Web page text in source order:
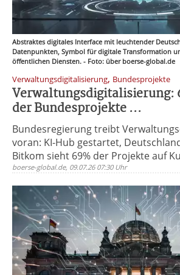
Abstraktes digitales Interface mit leuchtender
Datenpunkten, Symbol für digitale Transformation
öffentlichen Diensten. - Foto: über boerse-global.de
Verwaltungsdigitalisierung, Bundesprojekte
Verwaltungsdigitalisierung:
der Bundesprojekte ...
Bundesregierung treibt
voran: KI-Hub gestartet,
Bitkom sieht 69% der Projekte auf
boerse-global.de, 09.07.26 07:30 Uhr